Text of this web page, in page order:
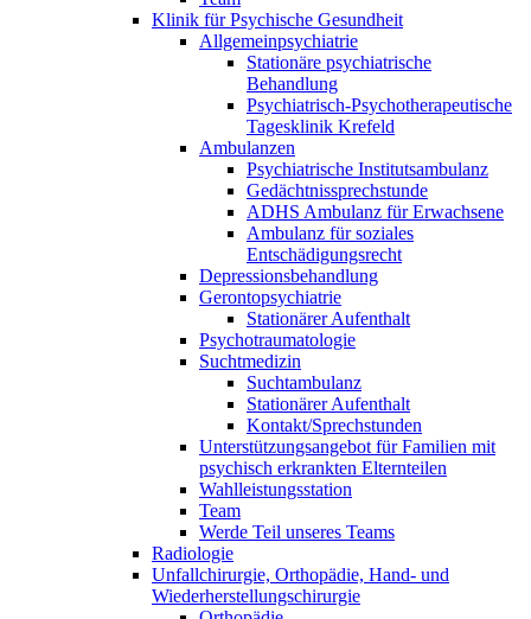
Klinik für Psychische Gesundheit
Allgemeinpsychiatrie
Stationäre psychiatrische
Behandlung
Psychiatrisch-Psychotherapeutische
Tagesklinik Krefeld
Ambulanzen
Psychiatrische Institutsambulanz
Gedächtnissprechstunde
ADHS Ambulanz für Erwachsene
Ambulanz für soziales
Entschädigungsrecht
Depressionsbehandlung
Gerontopsychiatrie
Stationärer Aufenthalt
Psychotraumatologie
Suchtmedizin
Suchtambulanz
Stationärer Aufenthalt
Kontakt/Sprechstunden
Unterstützungsangebot für Familien mit
psychisch erkrankten Elternteilen
Wahlleistungsstation
Team
Werde Teil unseres Teams
Radiologie
Unfallchirurgie, Orthopädie, Hand- und
Wiederherstellungschirurgie